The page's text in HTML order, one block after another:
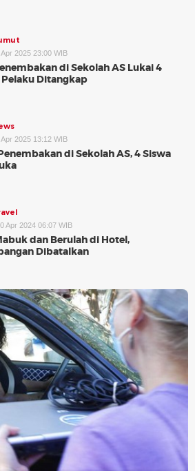
2025 23:00 WIB
di Sekolah AS Lukai 4
Pelaku Ditangkap
2025 13:12 WIB
di Sekolah AS, 4 Siswa
Apr 2024 06:07 WIB
dan Berulah di Hotel,
Dibatalkan